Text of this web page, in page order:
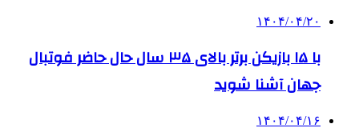
۱۴۰۴/۰۴/۲۰
با ۱۵ بازیکن برتر بالای ۳۵ سال حال حاضر فوتبال
جهان آشنا شوید
۱۴۰۴/۰۴/۱۶